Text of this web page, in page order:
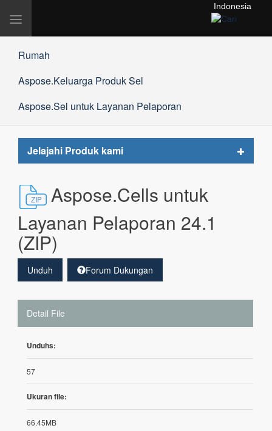
Alihkan
Indonesia
Rumah
Aspose.Keluarga Produk Sel
Aspose.Sel untuk Layanan Pelaporan
Jelajahi Produk kami
Toggle
Aspose.Cells untuk
Layanan Pelaporan 24.1
(ZIP)
Unduh Forum Dukungan
Detail File
Unduhs:
57
Ukuran file:
66.45MB